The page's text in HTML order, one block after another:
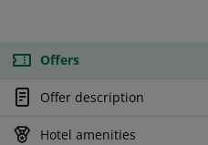
Offers
Offer description
Hotel amenities